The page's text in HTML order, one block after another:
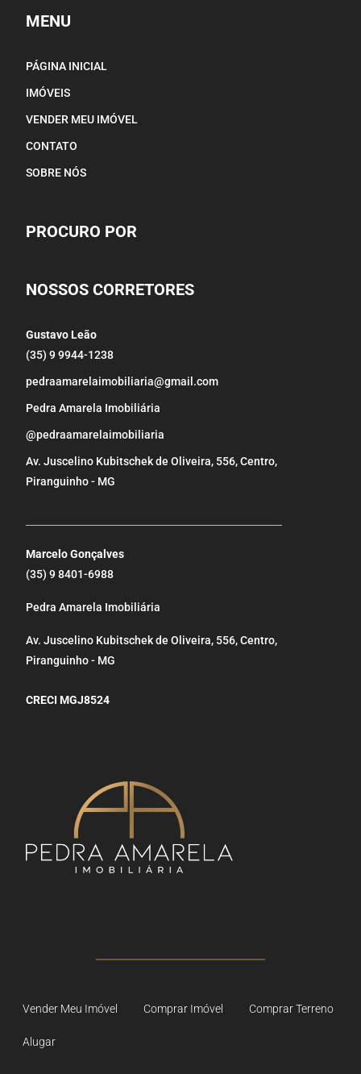
MENU
PÁGINA INICIAL
IMÓVEIS
VENDER MEU IMÓVEL
CONTATO
SOBRE NÓS
PROCURO POR
NOSSOS CORRETORES
Gustavo Leão
(35) 9 9944-1238
pedraamarelaimobiliaria@gmail.com
Pedra Amarela Imobiliária
@pedraamarelaimobiliaria
Av. Juscelino Kubitschek de Oliveira, 556, Centro,
Piranguinho - MG
Marcelo Gonçalves
(35) 9 8401-6988
Pedra Amarela Imobiliária
Av. Juscelino Kubitschek de Oliveira, 556, Centro,
Piranguinho - MG
CRECI MGJ8524
Vender Meu Imóvel Comprar Imóvel Comprar Terreno
Alugar